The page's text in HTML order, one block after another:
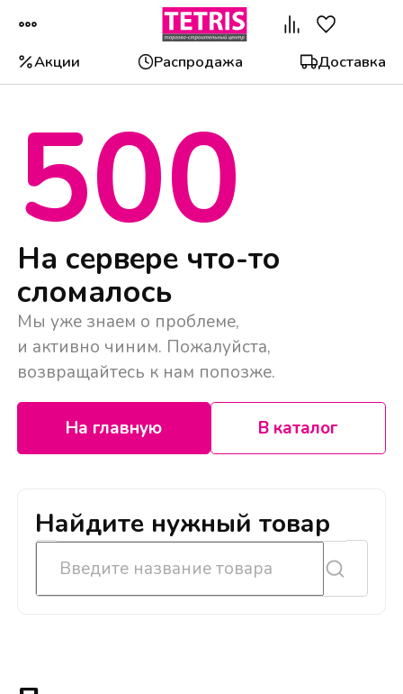
Акции Распродажа Доставка
500
На сервере что-то
сломалось
Мы уже знаем о проблеме,
и активно чиним. Пожалуйста,
возвращайтесь к нам попозже.
На главную В каталог
Найдите нужный товар